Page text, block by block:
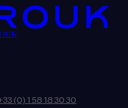
(0) 1 58 18 30 30